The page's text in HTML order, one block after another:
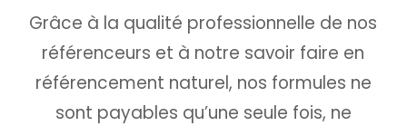
Grâce à la qualité professionnelle de nos
référenceurs et à notre savoir faire en
référencement naturel, nos formules ne
sont payables qu’une seule fois, ne